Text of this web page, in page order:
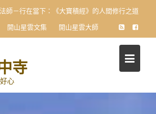
師－行在當下：《大寶積經》的人間修行之道
開山星雲文集 開山星雲大師
寺
心